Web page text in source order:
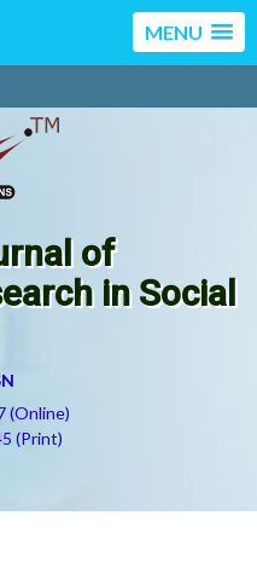
MENU
of
in Social
(Online)
(Print)